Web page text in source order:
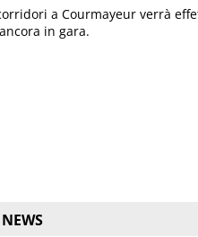
a Courmayeur verrà
in gara.